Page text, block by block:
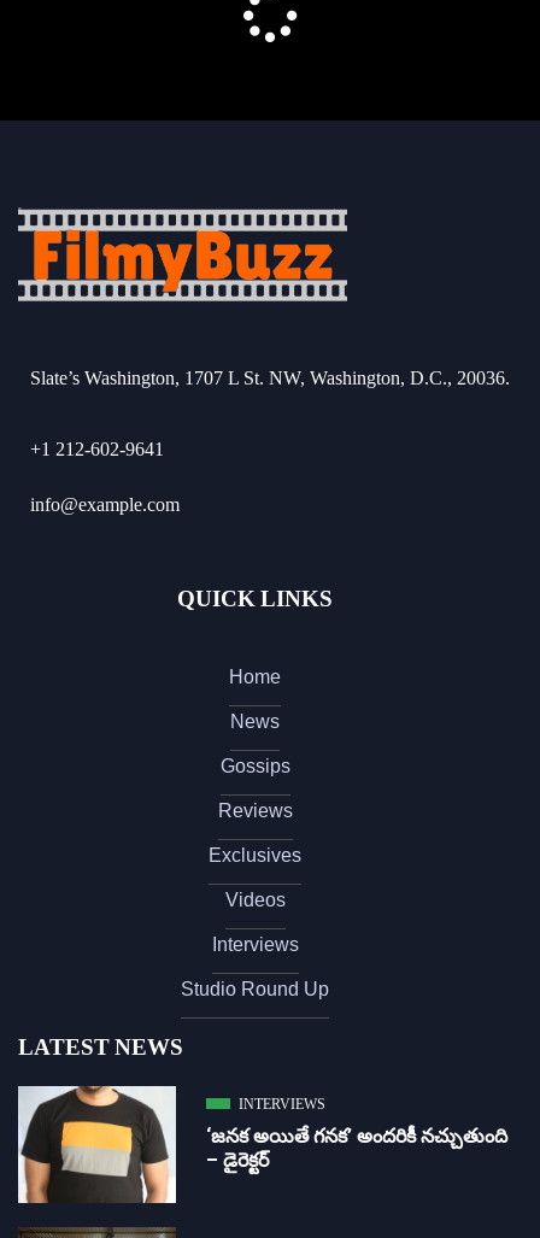
Slate’s Washington, 1707 L St. NW, Washington, D.C., 20036.
+1 212-602-9641
info@example.com
QUICK LINKS
Home
News
Gossips
Reviews
Exclusives
Videos
Interviews
Studio Round Up
LATEST NEWS
INTERVIEWS
‘జ‌న‌క అయితే గ‌న‌క‌’ అందరికీ నచ్చుతుంది
– డైరెక్ట‌ర్